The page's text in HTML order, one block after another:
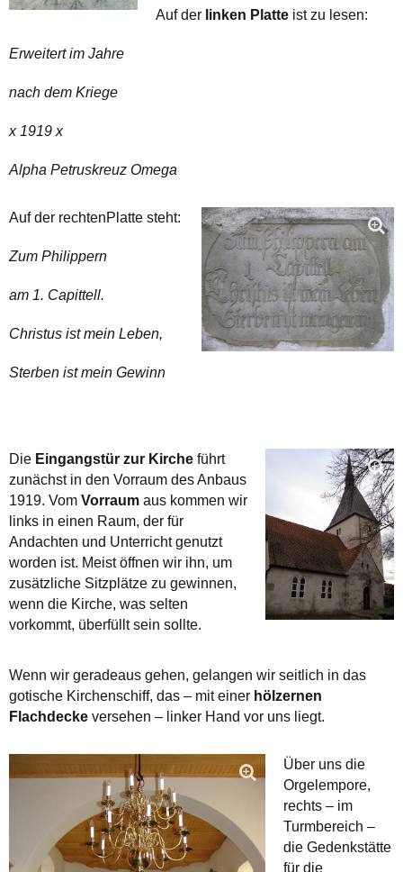
Auf derlinken Platte ist zu lesen:
Erweitert im Jahre
nach dem Kriege
x 1919 x
Alpha Petruskreuz Omega
Auf der rechtenPlatte steht:
Zum Philippern
am 1. Capittell.
Christus ist mein Leben,
Sterben ist mein Gewinn
Die Eingangstür zur Kirche führt
zunächst in den Vorraum des Anbaus
1919. Vom Vorraum aus kommen wir
links in einen Raum, der für
Andachten und Unterricht genutzt
worden ist. Meist öffnen wir ihn, um
zusätzliche Sitzplätze zu gewinnen,
wenn die Kirche, was selten
vorkommt, überfüllt sein sollte.
Wenn wir geradeaus gehen, gelangen wir seitlich in das
gotische Kirchenschiff, das – mit einer hölzernen
Flachdecke versehen – linker Hand vor uns liegt.
Über uns die
Orgelempore,
rechts – im
Turmbereich –
die Gedenkstätte
für die